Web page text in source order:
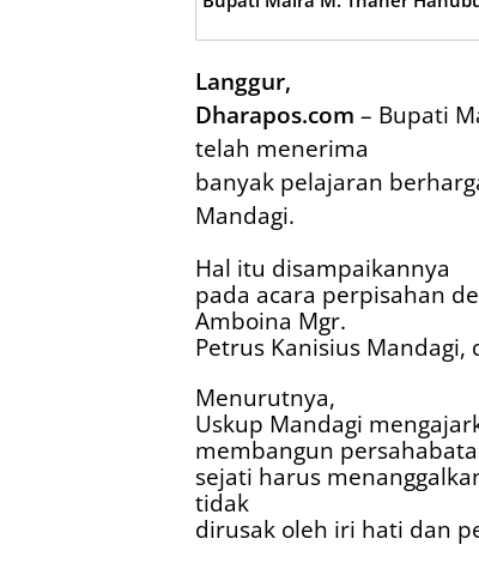
Langgur,
Dharapos.com – Bupati
telah menerima
banyak pelajaran
Mandagi.
Hal itu disampaikannya
pada acara perpisahan
Amboina Mgr.
Petrus Kanisius Mandagi,
Menurutnya,
Uskup Mandagi
membangun
sejati harus
tidak
dirusak oleh iri hati dan